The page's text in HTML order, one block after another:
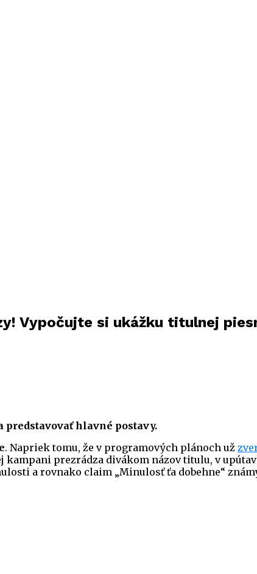
Vypočujte si ukážku titulnej
predstavovať hlavné postavy.
. Napriek tomu, že v programových plánoch už
prezrádza divákom názov titulu, v
a rovnako claim „Minulosť ťa dobehne“